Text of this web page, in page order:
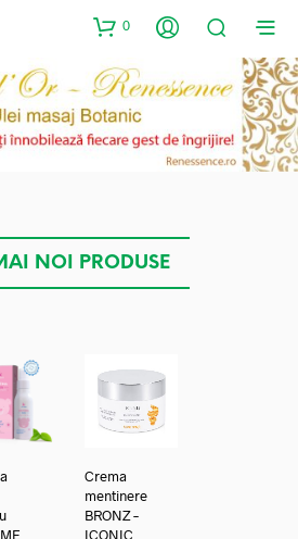
0
NOI PRODUSE
Crema
mentinere
BRONZ –
ICONIC